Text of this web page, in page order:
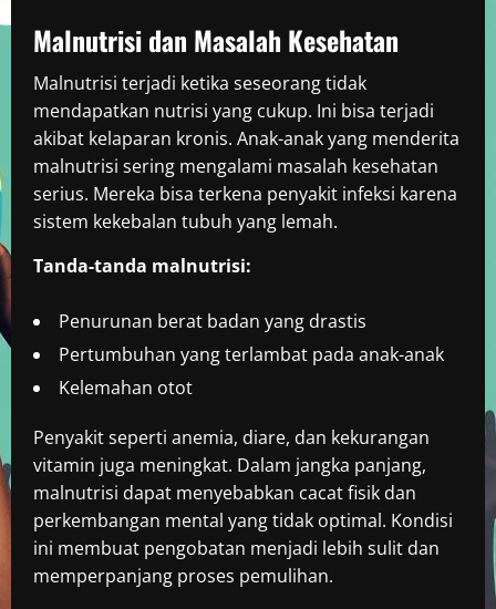
Malnutrisi dan Masalah Kesehatan
Malnutrisi terjadi ketika seseorang tidak
mendapatkan nutrisi yang cukup. Ini bisa terjadi
akibat kelaparan kronis. Anak-anak yang menderita
malnutrisi sering mengalami masalah kesehatan
serius. Mereka bisa terkena penyakit infeksi karena
sistem kekebalan tubuh yang lemah.
Tanda-tanda malnutrisi:
Penurunan berat badan yang drastis
Pertumbuhan yang terlambat pada anak-anak
Kelemahan otot
Penyakit seperti anemia, diare, dan kekurangan
vitamin juga meningkat. Dalam jangka panjang,
malnutrisi dapat menyebabkan cacat fisik dan
perkembangan mental yang tidak optimal. Kondisi
ini membuat pengobatan menjadi lebih sulit dan
memperpanjang proses pemulihan.